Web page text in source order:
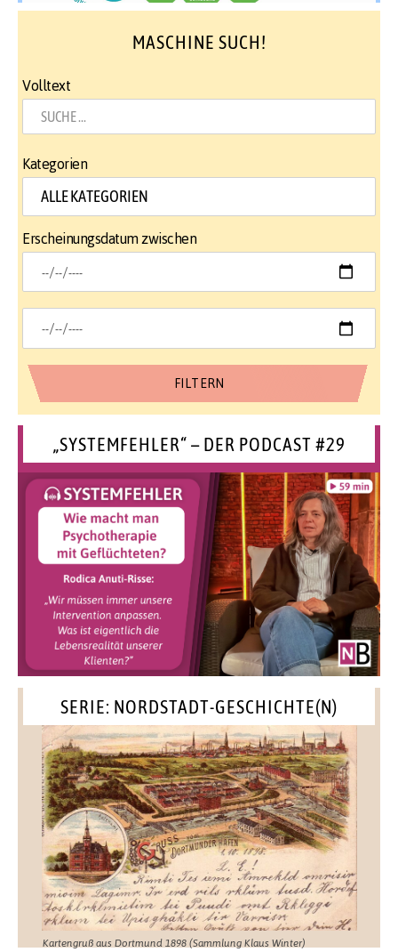
MASCHINE SUCH!
Volltext
Kategorien
Erscheinungsdatum zwischen
„SYSTEMFEHLER“ – DER PODCAST #29
SERIE: NORDSTADT-GESCHICHTE(N)
Kartengruß aus Dortmund 1898 (Sammlung Klaus Winter)